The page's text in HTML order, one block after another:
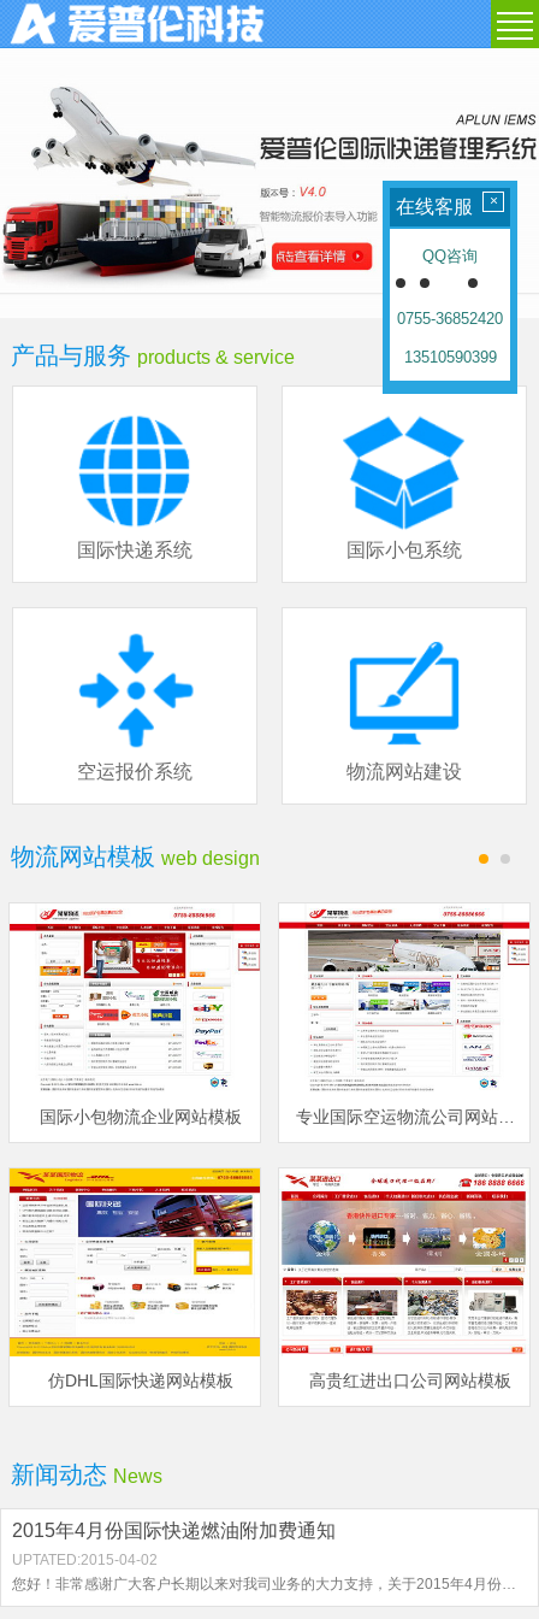
产品与服务 products & service
国际快递系统 国际小包系统
空运报价系统 物流网站建设
物流网站模板 web design
国际小包物流企业网站模板 专业国际空运物流公司网站模板
仿DHL国际快递网站模板 高贵红进出口公司网站模板
新闻动态 News
2015年4月份国际快递燃油附加费通知
UPTATED:2015-04-02
您好！非常感谢广大客户长期以来对我司业务的大力支持，关于2015年4月份物流行业最新的燃油附加费通知如下
在线客服 ×
QQ咨询
0755-36852420
13510590399